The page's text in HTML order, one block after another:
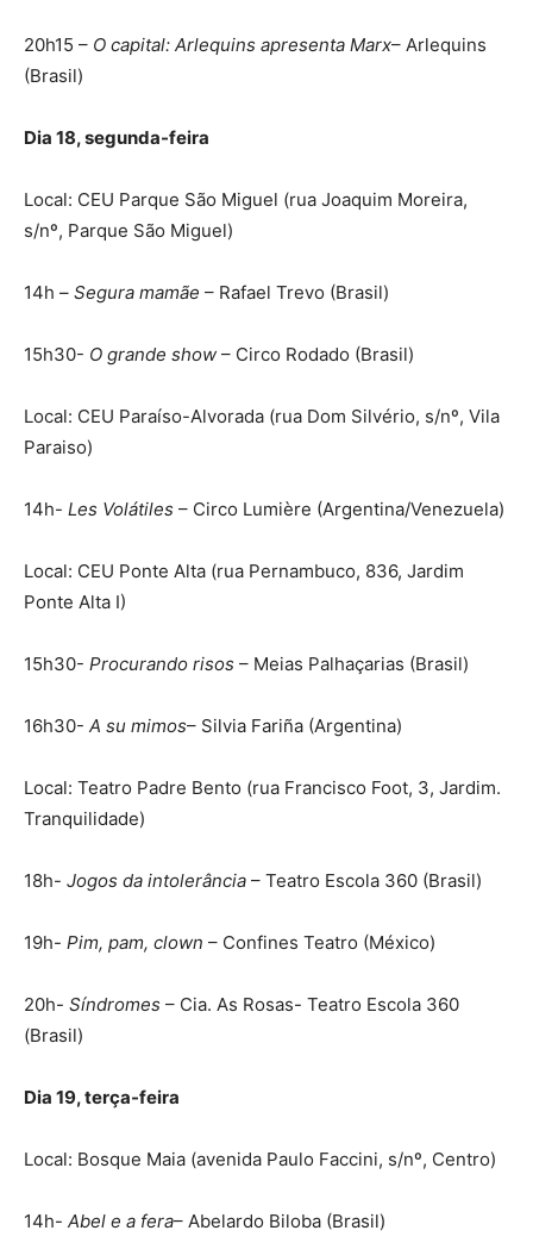
20h15 – O capital: Arlequins apresenta Marx– Arlequins
(Brasil)
Dia 18, segunda-feira
Local: CEU Parque São Miguel (rua Joaquim Moreira,
s/nº, Parque São Miguel)
14h – Segura mamãe – Rafael Trevo (Brasil)
15h30- O grande show – Circo Rodado (Brasil)
Local: CEU Paraíso-Alvorada (rua Dom Silvério, s/nº, Vila
Paraiso)
14h- Les Volátiles – Circo Lumière (Argentina/Venezuela)
Local: CEU Ponte Alta (rua Pernambuco, 836, Jardim
Ponte Alta I)
15h30- Procurando risos – Meias Palhaçarias (Brasil)
16h30- A su mimos– Silvia Fariña (Argentina)
Local: Teatro Padre Bento (rua Francisco Foot, 3, Jardim.
Tranquilidade)
18h- Jogos da intolerância – Teatro Escola 360 (Brasil)
19h- Pim, pam, clown – Confines Teatro (México)
20h- Síndromes – Cia. As Rosas- Teatro Escola 360
(Brasil)
Dia 19, terça-feira
Local: Bosque Maia (avenida Paulo Faccini, s/nº, Centro)
14h- Abel e a fera– Abelardo Biloba (Brasil)